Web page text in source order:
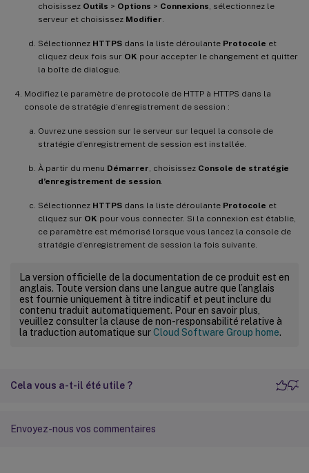
choisissez Outils > Options > Connexions , sélectionnez le
serveur et choisissez Modifier
Sélectionnez HTTPS dans la liste déroulante Protocole et
cliquez deux fois sur OK pour accepter le changement et quitter
la boîte de dialogue.
Modifiez le paramètre de protocole de HTTP à HTTPS dans la
console de stratégie d’enregistrement de session :
Ouvrez une session sur le serveur sur lequel la console de
stratégie d’enregistrement de session est installée.
À partir du menu Démarrer , choisissez Console de stratégie
d’enregistrement de session
Sélectionnez HTTPS dans la liste déroulante Protocole et
cliquez sur OK pour vous connecter. Si la connexion est établie,
ce paramètre est mémorisé lorsque vous lancez la console de
stratégie d’enregistrement de session la fois suivante.
La version officielle de la documentation de ce produit est en
anglais. Toute version dans une langue autre que l’anglais
est fournie uniquement à titre indicatif et peut inclure du
contenu traduit automatiquement. Pour en savoir plus,
veuillez consulter la clause de non-responsabilité relative à
la traduction automatique surCloud Software Group home.
Cela vous a-t-il été utile ?
Envoyez-nous vos commentaires